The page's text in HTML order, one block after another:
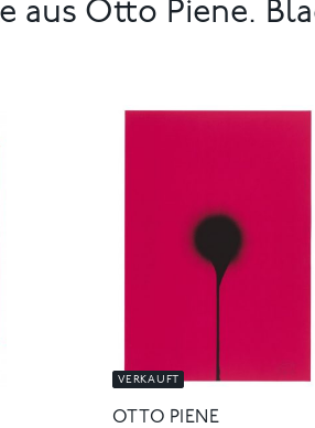
aus Otto Piene.
VERKAUFT
OTTO PIENE